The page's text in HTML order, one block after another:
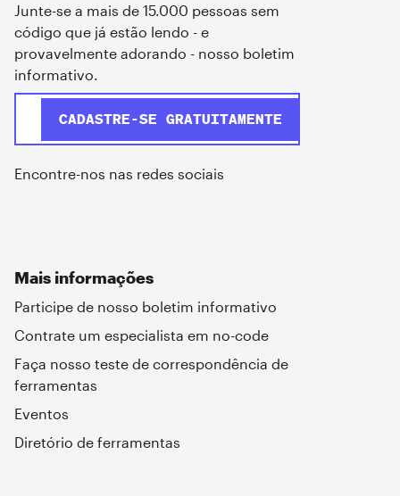
Junte-se a mais de 15.000 pessoas sem
código que já estão lendo - e
provavelmente adorando - nosso boletim
informativo.
Encontre-nos nas redes sociais
Mais informações
Participe de nosso boletim informativo
Contrate um especialista em no-code
Faça nosso teste de correspondência de
ferramentas
Eventos
Diretório de ferramentas